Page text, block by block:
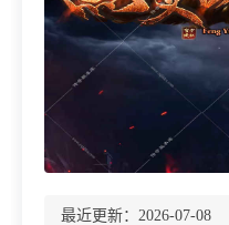
最近更新：2026-